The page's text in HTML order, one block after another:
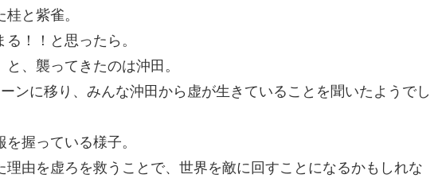
と紫雀。
！！と思ったら。
と、襲ってきたのは沖田。
ンに移り、みんな沖田から虚が生きていることを聞いたようでし
握っている様子。
理由を虚ろを救うことで、世界を敵に回すことになるかもしれな